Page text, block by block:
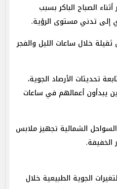
الصباح الباكر بسبب
إلى تدني مستوى الرؤية.
خلال ساعات الليل والفجر
تحديثات الأرصاد الجوية،
يبدأون أعمالهم في ساعات
الشمالية تجهيز ملابس
الجوية الطبيعية خلال